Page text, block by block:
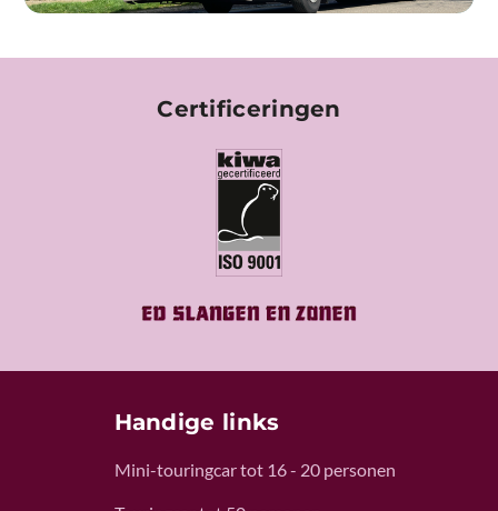
Certificeringen
Handige links
Mini-touringcar tot 16 - 20 personen